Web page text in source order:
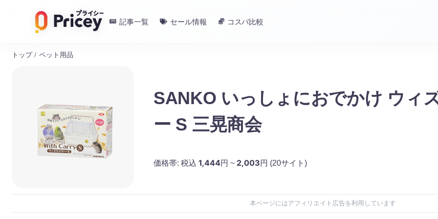
記事一覧 セール情報 コスパ比較
トップ / ペット用品
SANKO いっしょにおでかけ ウィ
ー S 三晃商会
価格帯: 税込 1,444円 ~ 2,003円 (20サイト)
本ページにはアフィリエイト広告を利用しています